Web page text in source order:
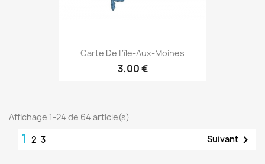
Carte De L'île-Aux-Moines
3,00 €
Affichage 1-24 de 64 article(s)
1 2 3 Suivant 